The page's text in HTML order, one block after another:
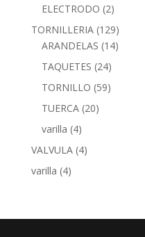
ELECTRODO (2)
TORNILLERIA (129)
ARANDELAS (14)
TAQUETES (24)
TORNILLO (59)
TUERCA (20)
varilla (4)
VALVULA (4)
varilla (4)